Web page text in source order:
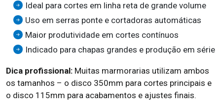
Ideal para cortes em linha reta de grande volume
Uso em serras ponte e cortadoras automáticas
Maior produtividade em cortes contínuos
Indicado para chapas grandes e produção em série
Dica profissional: Muitas marmorarias utilizam ambos
os tamanhos – o disco 350mm para cortes principais e
o disco 115mm para acabamentos e ajustes finais.